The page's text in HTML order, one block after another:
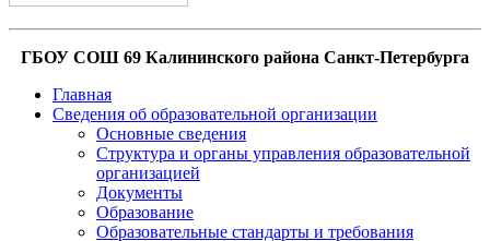
ГБОУ СОШ 69 Калининского района Санкт-Петербурга
Главная
Сведения об образовательной организации
Основные сведения
Структура и органы управления образовательной
организацией
Документы
Образование
Образовательные стандарты и требования